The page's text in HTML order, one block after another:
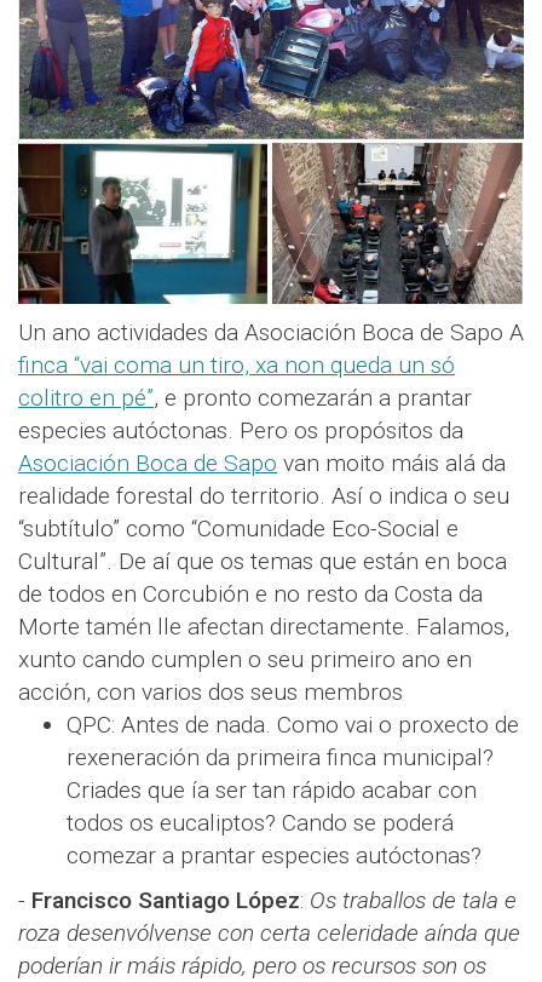
Un ano actividades da Asociación Boca de Sapo A
finca “vai coma un tiro, xa non queda un só
colitro en pé”, e pronto comezarán a prantar
especies autóctonas. Pero os propósitos da
Asociación Boca de Sapo van moito máis alá da
realidade forestal do territorio. Así o indica o seu
“subtítulo” como “Comunidade Eco-Social e
Cultural”. De aí que os temas que están en boca
de todos en Corcubión e no resto da Costa da
Morte tamén lle afectan directamente. Falamos,
xunto cando cumplen o seu primeiro ano en
acción, con varios dos seus membros
QPC: Antes de nada. Como vai o proxecto de
rexeneración da primeira finca municipal?
Criades que ía ser tan rápido acabar con
todos os eucaliptos? Cando se poderá
comezar a prantar especies autóctonas?
- Francisco Santiago López: ​​ Os traballos de tala e
roza desenvólvense con certa celeridade aínda que
poderían ir máis rápido, pero os recursos son os